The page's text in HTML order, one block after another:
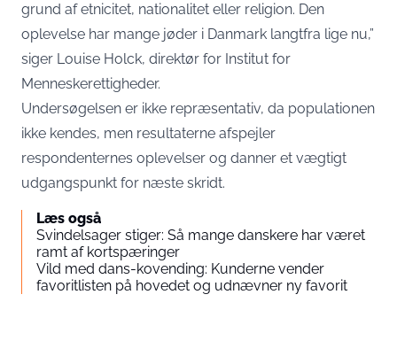
grund af etnicitet, nationalitet eller religion. Den
oplevelse har mange jøder i Danmark langtfra lige nu,”
siger Louise Holck, direktør for Institut for
Menneskerettigheder.
Undersøgelsen er ikke repræsentativ, da populationen
ikke kendes, men resultaterne afspejler
respondenternes oplevelser og danner et vægtigt
udgangspunkt for næste skridt.
Læs også
Svindelsager stiger: Så mange danskere har været
ramt af kortspæringer
Vild med dans-kovending: Kunderne vender
favoritlisten på hovedet og udnævner ny favorit